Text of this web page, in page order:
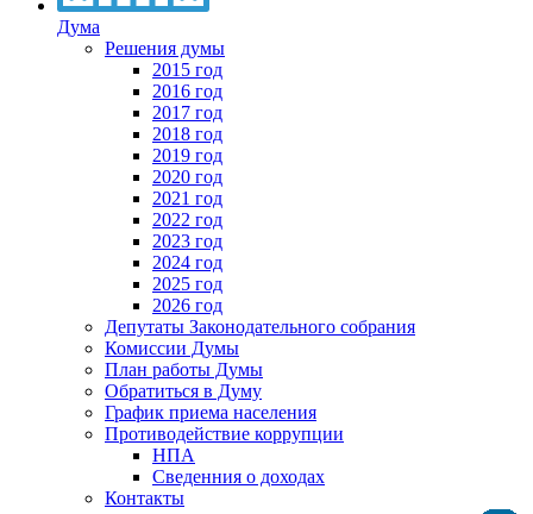
Дума
Решения думы
2015 год
2016 год
2017 год
2018 год
2019 год
2020 год
2021 год
2022 год
2023 год
2024 год
2025 год
2026 год
Депутаты Законодательного собрания
Комиссии Думы
План работы Думы
Обратиться в Думу
График приема населения
Противодействие коррупции
НПА
Сведенния о доходах
Контакты